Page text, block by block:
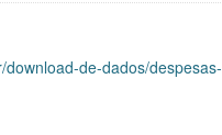
de-dados/despesas-